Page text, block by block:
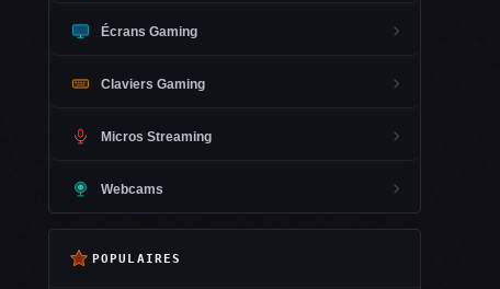
Écrans Gaming
Claviers Gaming
Micros Streaming
Webcams
POPULAIRES